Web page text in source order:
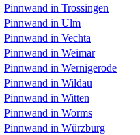
Pinnwand in Trossingen
Pinnwand in Ulm
Pinnwand in Vechta
Pinnwand in Weimar
Pinnwand in Wernigerode
Pinnwand in Wildau
Pinnwand in Witten
Pinnwand in Worms
Pinnwand in Würzburg